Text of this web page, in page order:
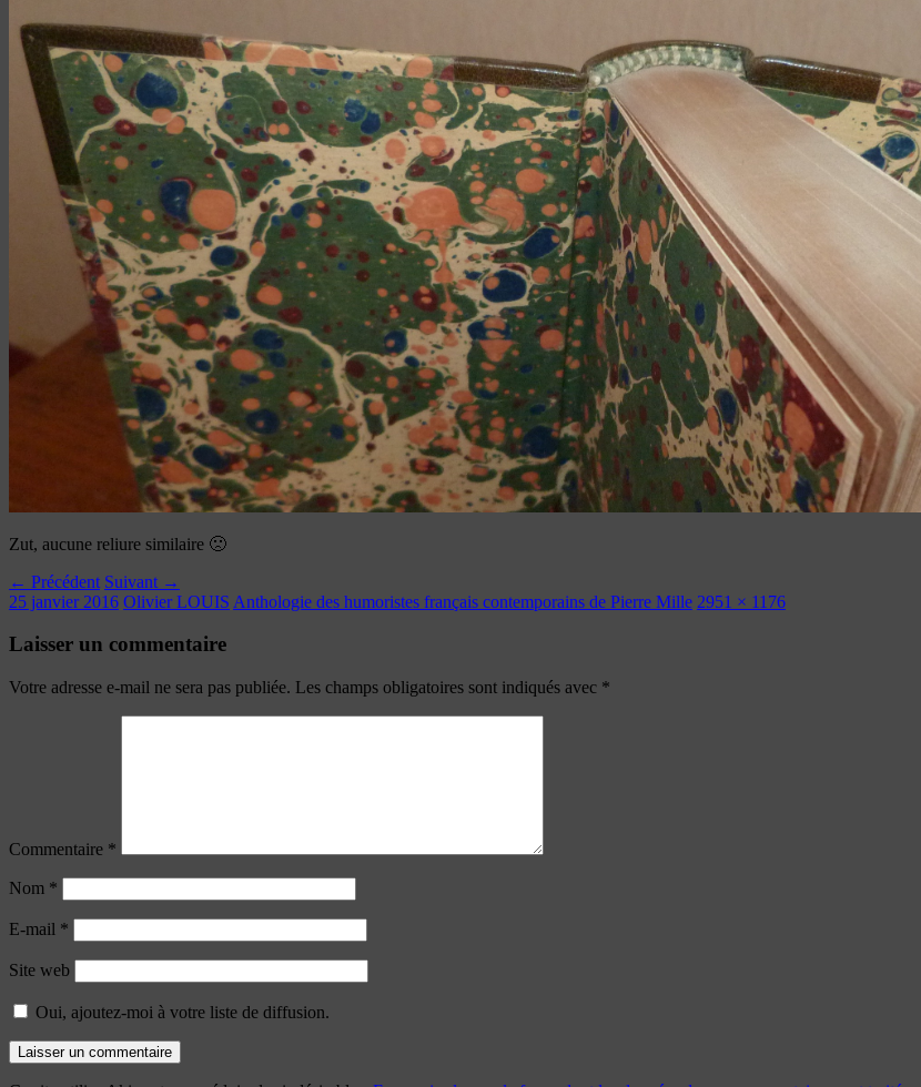
Zut, aucune reliure similaire 🙁
← Précédent Suivant →
25 janvier 2016 Olivier LOUIS Anthologie des humoristes français contemporains de Pierre Mille 2951 × 1176
Laisser un commentaire
Votre adresse e-mail ne sera pas publiée. Les champs obligatoires sont indiqués avec *
Commentaire *
Nom *
E-mail *
Site web
Oui, ajoutez-moi à votre liste de diffusion.